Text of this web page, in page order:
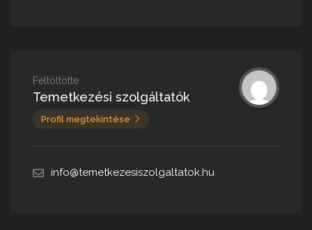
Feltöltötte
Temetkezési szolgáltatók
Profil megtekintése
info@temetkezesiszolgaltatok.hu